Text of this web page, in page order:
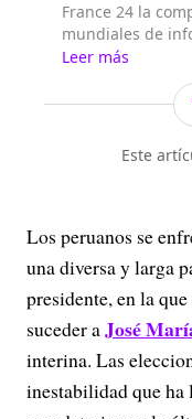
France 24 la
mundiales de
árabe, inglés y
355 millones de
France 24
telespectadores
en 67 países de
menos una de
Leer más
Este
Los peruanos se
una diversa y larga
presidente, en la
suceder aJosé
interina. Las
inestabilidad que ha